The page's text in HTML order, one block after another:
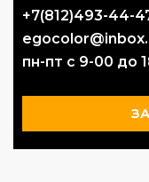
+7(812)493-44-
пн-пт с 9-00 до